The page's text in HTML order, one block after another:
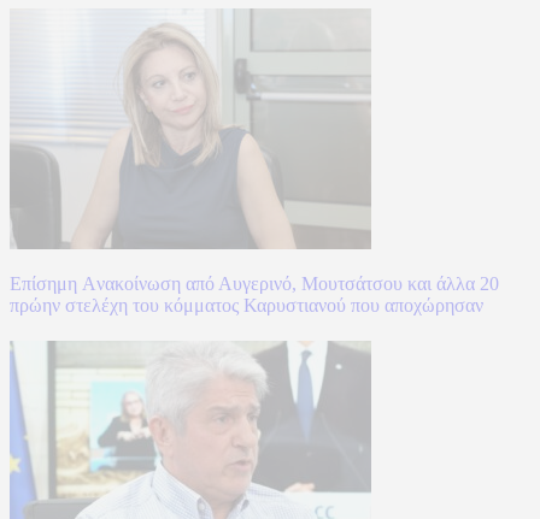
Επίσημη Aνακοίνωση από Αυγερινό, Μουτσάτσου και άλλα 20
πρώην στελέχη του κόμματος Καρυστιανού που αποχώρησαν